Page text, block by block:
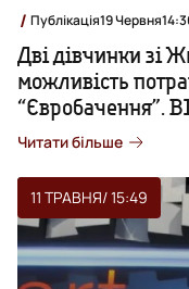
Публікація19 Червня
Дві дівчинки зі
можливість
“Євробачення”.
Читати більше
11 ТРАВНЯ/ 15:49